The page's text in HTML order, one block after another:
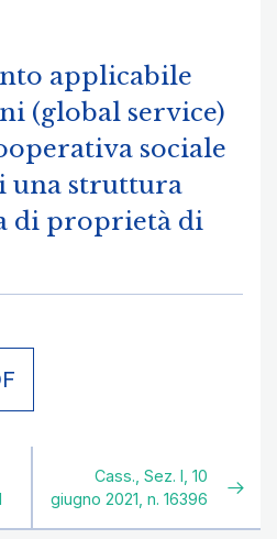
applicabile
(global service)
sociale
una struttura
di proprietà di
Cass., Sez. I, 10
giugno 2021, n. 16396